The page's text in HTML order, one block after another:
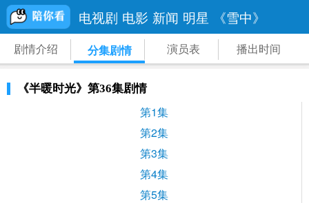
电视剧 电影 新闻 明星 《雪中》
剧情介绍 分集剧情 演员表 播出时间
《半暖时光》第36集剧情
第1集
第2集
第3集
第4集
第5集